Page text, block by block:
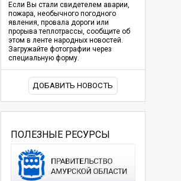
Если Вы стали свидетелем аварии,
пожара, необычного погодного
явления, провала дороги или
прорыва теплотрассы, сообщите об
этом в ленте народных новостей.
Загружайте фотографии через
специальную форму.
ДОБАВИТЬ НОВОСТЬ
ПОЛЕЗНЫЕ РЕСУРСЫ